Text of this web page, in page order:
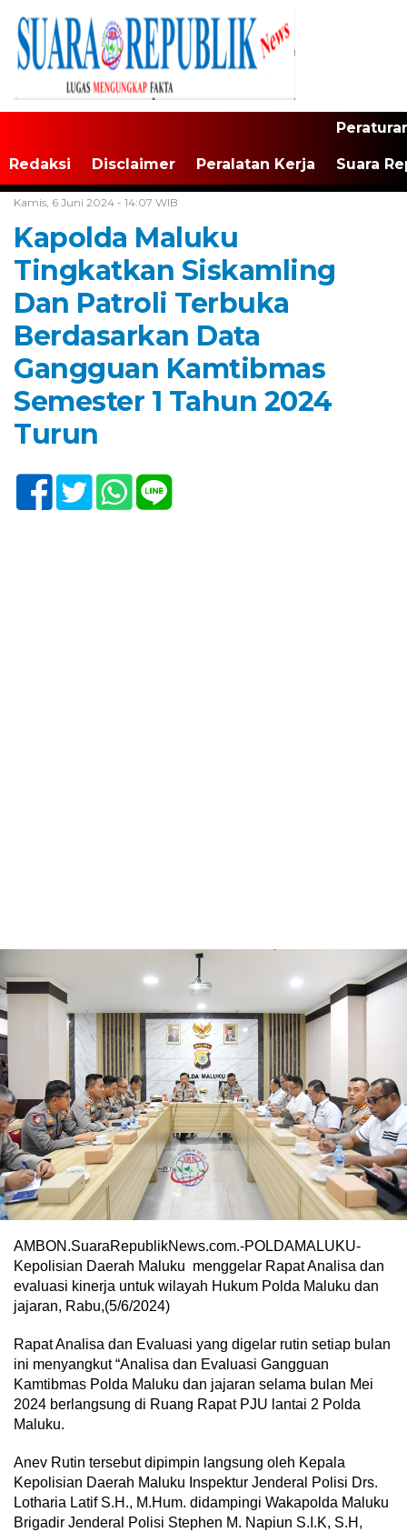
Redaksi Disclaimer Peralatan Kerja Suara
Kamis, 6 Juni 2024 - 14:07 WIB
Kapolda Maluku
Tingkatkan Siskamling
Dan Patroli Terbuka
Berdasarkan Data
Gangguan Kamtibmas
Semester 1 Tahun 2024
Turun
AMBON.SuaraRepublikNews.com.-POLDAMALUKU-
Kepolisian Daerah Maluku menggelar Rapat Analisa dan
evaluasi kinerja untuk wilayah Hukum Polda Maluku dan
jajaran, Rabu,(5/6/2024)
Rapat Analisa dan Evaluasi yang digelar rutin setiap bulan
ini menyangkut “Analisa dan Evaluasi Gangguan
Kamtibmas Polda Maluku dan jajaran selama bulan Mei
2024 berlangsung di Ruang Rapat PJU lantai 2 Polda
Maluku.
Anev Rutin tersebut dipimpin langsung oleh Kepala
Kepolisian Daerah Maluku Inspektur Jenderal Polisi Drs.
Lotharia Latif S.H., M.Hum. didampingi Wakapolda Maluku
Brigadir Jenderal Polisi Stephen M. Napiun S.I.K, S.H,